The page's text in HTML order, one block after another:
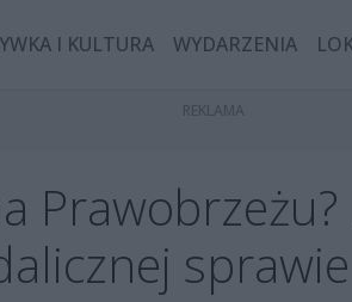
I KULTURA WYDARZENIA
Prawobrzeżu?
sprawie